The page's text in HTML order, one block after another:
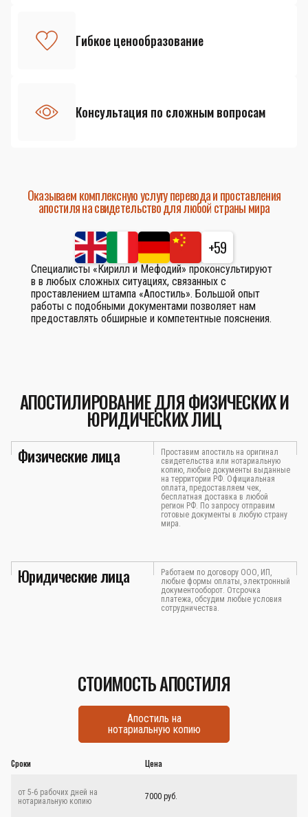
Гибкое ценообразование
Консультация по сложным вопросам
Оказываем комплексную услугу перевода и проставления
апостиля на свидетельство для любой страны мира
+59
Специалисты «Кирилл и Мефодий» проконсультируют
в в любых сложных ситуациях, связанных с
проставлением штампа «Апостиль». Большой опыт
работы с подобными документами позволяет нам
предоставлять обширные и компетентные пояснения.
АПОСТИЛИРОВАНИЕ ДЛЯ ФИЗИЧЕСКИХ И
ЮРИДИЧЕСКИХ ЛИЦ
Физические лица
Проставим апостиль на оригинал
свидетельства или нотариальную
копию, любые документы выданные
на территории РФ. Официальная
оплата, предоставляем чек,
бесплатная доставка в любой
регион РФ. По запросу отправим
готовые документы в любую страну
мира.
Юридические лица
Работаем по договору ООО, ИП,
любые формы оплаты, электронный
документооборот. Отсрочка
платежа, обсудим любые условия
сотрудничества.
СТОИМОСТЬ АПОСТИЛЯ
Апостиль на
нотариальную копию
Сроки Цена
от 5-6 рабочих дней на
нотариальную копию
7000 руб.